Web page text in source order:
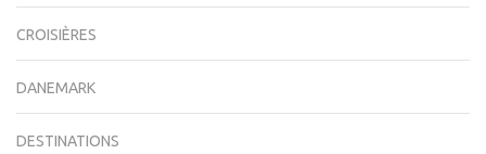
CROISIÈRES
DANEMARK
DESTINATIONS